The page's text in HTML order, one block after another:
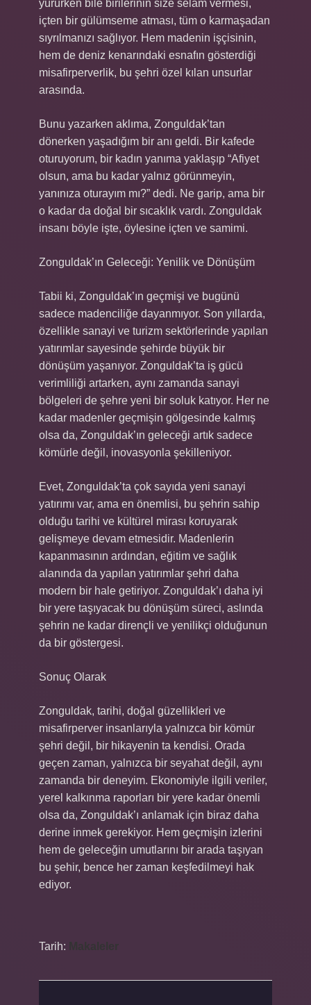
yürürken bile birilerinin size selam vermesi,
içten bir gülümseme atması, tüm o karmaşadan
sıyrılmanızı sağlıyor. Hem madenin işçisinin,
hem de deniz kenarındaki esnafın gösterdiği
misafirperverlik, bu şehri özel kılan unsurlar
arasında.
Bunu yazarken aklıma, Zonguldak’tan
dönerken yaşadığım bir anı geldi. Bir kafede
oturuyorum, bir kadın yanıma yaklaşıp “Afiyet
olsun, ama bu kadar yalnız görünmeyin,
yanınıza oturayım mı?” dedi. Ne garip, ama bir
o kadar da doğal bir sıcaklık vardı. Zonguldak
insanı böyle işte, öylesine içten ve samimi.
Zonguldak’ın Geleceği: Yenilik ve Dönüşüm
Tabii ki, Zonguldak’ın geçmişi ve bugünü
sadece madenciliğe dayanmıyor. Son yıllarda,
özellikle sanayi ve turizm sektörlerinde yapılan
yatırımlar sayesinde şehirde büyük bir
dönüşüm yaşanıyor. Zonguldak’ta iş gücü
verimliliği artarken, aynı zamanda sanayi
bölgeleri de şehre yeni bir soluk katıyor. Her ne
kadar madenler geçmişin gölgesinde kalmış
olsa da, Zonguldak’ın geleceği artık sadece
kömürle değil, inovasyonla şekilleniyor.
Evet, Zonguldak’ta çok sayıda yeni sanayi
yatırımı var, ama en önemlisi, bu şehrin sahip
olduğu tarihi ve kültürel mirası koruyarak
gelişmeye devam etmesidir. Madenlerin
kapanmasının ardından, eğitim ve sağlık
alanında da yapılan yatırımlar şehri daha
modern bir hale getiriyor. Zonguldak’ı daha iyi
bir yere taşıyacak bu dönüşüm süreci, aslında
şehrin ne kadar dirençli ve yenilikçi olduğunun
da bir göstergesi.
Sonuç Olarak
Zonguldak, tarihi, doğal güzellikleri ve
misafirperver insanlarıyla yalnızca bir kömür
şehri değil, bir hikayenin ta kendisi. Orada
geçen zaman, yalnızca bir seyahat değil, aynı
zamanda bir deneyim. Ekonomiyle ilgili veriler,
yerel kalkınma raporları bir yere kadar önemli
olsa da, Zonguldak’ı anlamak için biraz daha
derine inmek gerekiyor. Hem geçmişin izlerini
hem de geleceğin umutlarını bir arada taşıyan
bu şehir, bence her zaman keşfedilmeyi hak
ediyor.
Tarih: